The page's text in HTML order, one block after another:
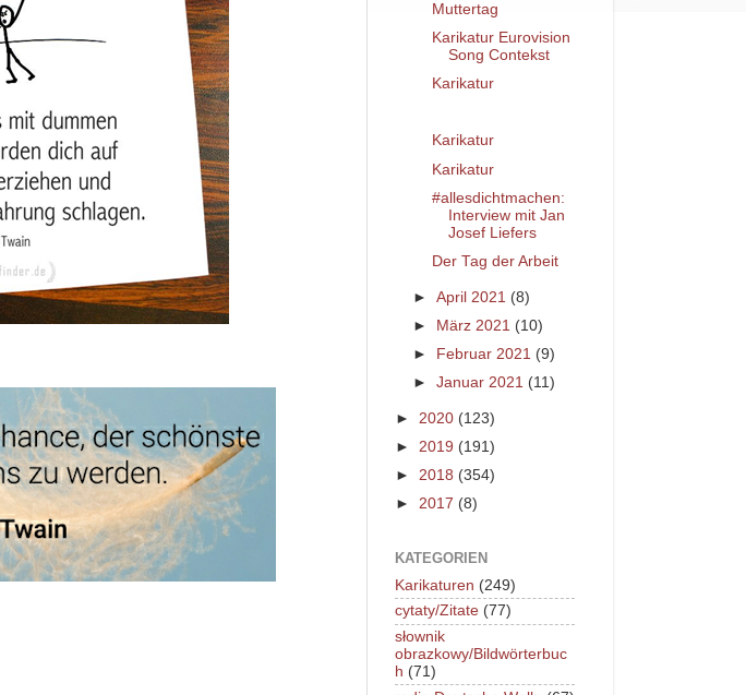
Muttertag
Karikatur Eurovision
Song Contekst
Karikatur
Karikatur
Karikatur
#allesdichtmachen:
Interview mit Jan
Josef Liefers
Der Tag der Arbeit
►April 2021 (8)
►
März 2021 (10)
►
Februar 2021 (9)
►Januar 2021 (11)
► 2020 (123)
► 2019 (191)
► 2018 (354)
► 2017 (8)
KATEGORIEN
Karikaturen (249)
cytaty/Zitate (77)
słownik
obrazkowy/Bildwörterbuc
h (71)